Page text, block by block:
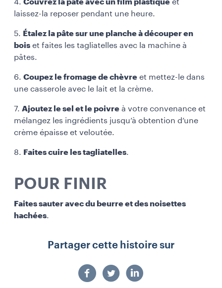
4. Couvrez la pâte avec un film plastique et
laissez-la reposer pendant une heure.
5. Étalez la pâte sur une planche à découper en
bois et faites les tagliatelles avec la machine à
pâtes.
6. Coupez le fromage de chèvre et mettez-le dans
une casserole avec le lait et la crème.
7. Ajoutez le sel et le poivre à votre convenance et
mélangez les ingrédients jusqu’à obtention d’une
crème épaisse et veloutée.
8. Faites cuire les tagliatelles.
POUR FINIR
Faites sauter avec du beurre et des noisettes
hachées.
Partager cette histoire sur